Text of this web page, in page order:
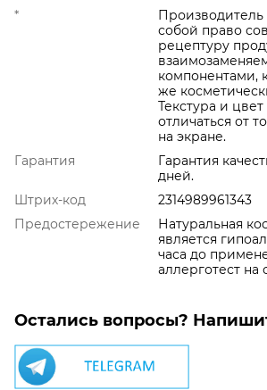
*
Производитель
собой право
рецептуру
компонентами,
же
Текстура и
отличаться от
на экране.
Гарантия
Гарантия
дней.
Штрих-код
2314989961343
Предостережение
Натуральная
является
часа до
аллерготест на
Остались вопросы?